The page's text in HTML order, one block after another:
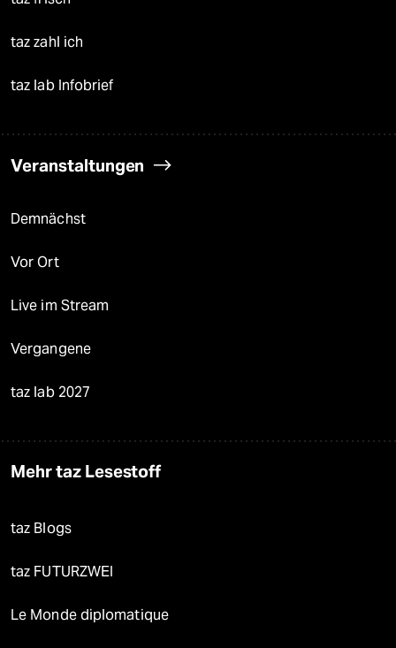
taz zahl ich
taz lab Infobrief
Veranstaltungen
Demnächst
Vor Ort
Live im Stream
Vergangene
taz lab 2027
Mehr taz Lesestoff
taz Blogs
taz FUTURZWEI
Le Monde diplomatique